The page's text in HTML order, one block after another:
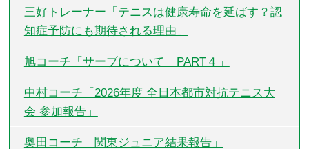
三好トレーナー「テニスは健康寿命を延ばす？認
知症予防にも期待される理由」
旭コーチ「サーブについて PART４」
中村コーチ「2026年度 全日本都市対抗テニス大
会 参加報告」
奥田コーチ「関東ジュニア結果報告」